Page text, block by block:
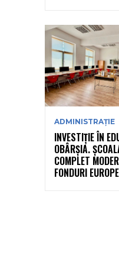
ADMINISTRAȚIE
INVESTIȚIE ÎN
OBÂRȘIA.
COMPLET
FONDURI